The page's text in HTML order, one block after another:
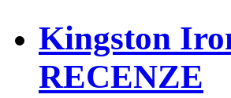
Kingston
RECENZE